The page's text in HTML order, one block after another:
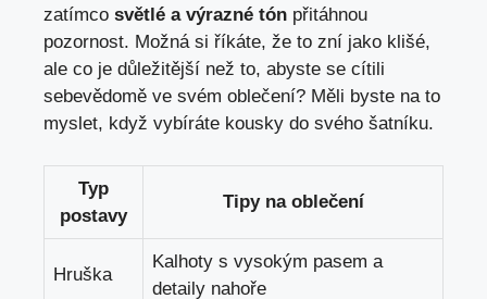
zatímco světlé a výrazné tón přitáhnou
pozornost. Možná si říkáte, že to zní jako klišé,
ale co je důležitější než to, abyste se cítili
sebevědomě ve svém oblečení? Měli byste na to
myslet, když vybíráte kousky do svého šatníku.
Typ
postavy
Tipy na oblečení
Hruška
Kalhoty s vysokým pasem a
detaily nahoře